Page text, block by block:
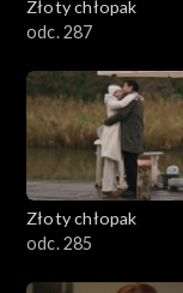
Złoty chłopak
odc. 287
Złoty chłopak
odc. 285